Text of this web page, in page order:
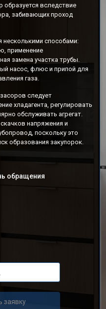
образуется вследствие
забивающих проход
несколькими способами:
применение
замена участка трубы.
насос, флюс и припой для
газа.
следует
хладагента, регулировать
обслуживать агрегат.
напряжения и
поскольку это
образования закупорок.
обращения
заявку